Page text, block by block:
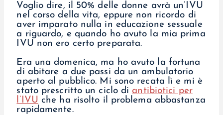
Voglio dire, il 50% delle donne avrà un’IVU
nel corso della vita, eppure non ricordo di
aver imparato nulla in educazione sessuale
a riguardo, e quando ho avuto la mia prima
IVU non ero certo preparata.
Era una domenica, ma ho avuto la fortuna
di abitare a due passi da un ambulatorio
aperto al pubblico. Mi sono recata lì e mi è
stato prescritto un ciclo di antibiotici per
l’IVU che ha risolto il problema abbastanza
rapidamente.